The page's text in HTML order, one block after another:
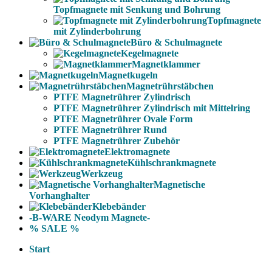
Topfmagnete mit Senkung und Bohrung
Topfmagnete
mit Zylinderbohrung
Büro & Schulmagnete
Kegelmagnete
Magnetklammer
Magnetkugeln
Magnetrührstäbchen
PTFE Magnetrührer Zylindrisch
PTFE Magnetrührer Zylindrisch mit Mittelring
PTFE Magnetrührer Ovale Form
PTFE Magnetrührer Rund
PTFE Magnetrührer Zubehör
Elektromagnete
Kühlschrankmagnete
Werkzeug
Magnetische
Vorhanghalter
Klebebänder
-B-WARE Neodym Magnete-
% SALE %
Start